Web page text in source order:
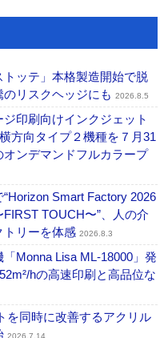
ッテ」本格製造開始で脱
リスクヘッジにも 2026.8.5
印刷向けインクジェット
方向タイプ２機種を７月31
ンデマンドフルカラープ
Smart Factory 2026
TOUCH〜”、人の介
トリーを体感 2026.8.3
Monna Lisa ML-18000」発
hの高速印刷と高品位な
を同時に改善するアクリル
2026.7.14